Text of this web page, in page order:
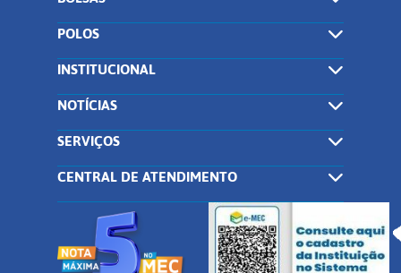
POLOS
INSTITUCIONAL
NOTÍCIAS
SERVIÇOS
CENTRAL DE ATENDIMENTO